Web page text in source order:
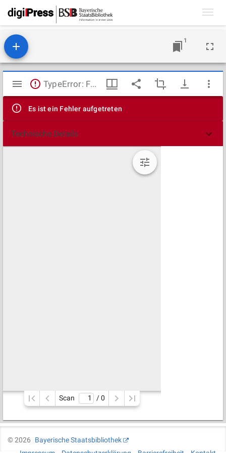
1
Mirador
Viewer
TypeError: Failed to fetch
Es ist ein Fehler aufgetreten
Technische Details
Scan / 0
©2026
Bayerische Staatsbibliothek